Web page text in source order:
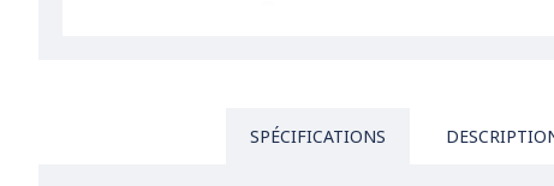
SPÉCIFICATIONS